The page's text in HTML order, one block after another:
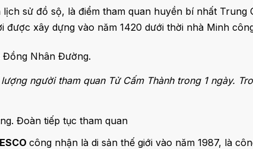
sử đồ sộ, là điểm tham quan huyền bí nhất Trung
được xây dựng vào năm 1420 dưới thời nhà Minh
Đồng Nhân Đường.
người tham quan Tử Cấm Thành trong 1 ngày.
Đoàn tiếp tục tham quan
công nhận là di sản thế giới vào năm 1987, là